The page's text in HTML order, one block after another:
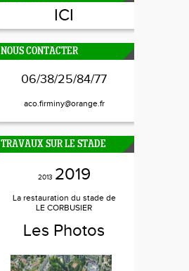
ICI
NOUS CONTACTER
06/38/25/84/77
aco.firminy@orange.fr
TRAVAUX SUR LE STADE
2013 2019
La restauration du stade de
LE CORBUSIER
Les Photos